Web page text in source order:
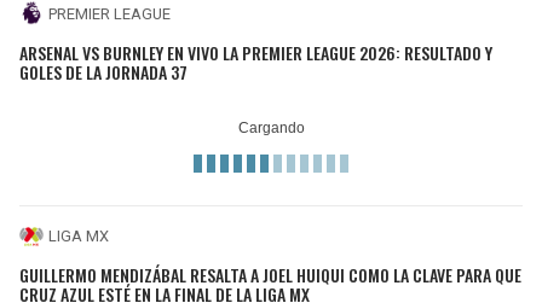
PREMIER LEAGUE
ARSENAL VS BURNLEY EN VIVO LA PREMIER LEAGUE 2026: RESULTADO Y
GOLES DE LA JORNADA 37
LIGA MX
GUILLERMO MENDIZÁBAL RESALTA A JOEL HUIQUI COMO LA CLAVE PARA QUE
CRUZ AZUL ESTÉ EN LA FINAL DE LA LIGA MX